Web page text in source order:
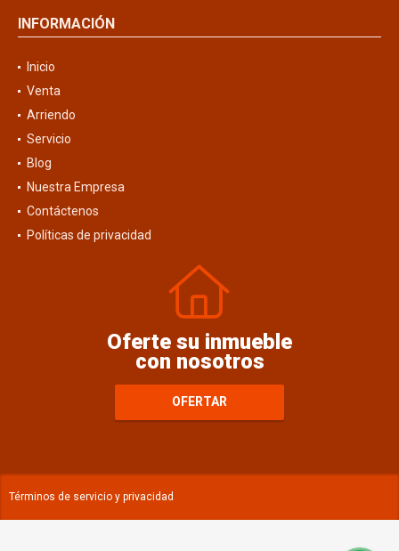
INFORMACIÓN
Inicio
Venta
Arriendo
Servicio
Blog
Nuestra Empresa
Contáctenos
Políticas de privacidad
Oferte su inmueble
con nosotros
OFERTAR
Términos de servicio y privacidad